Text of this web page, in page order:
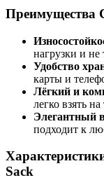
Преимущества
нагрузки и не
Удобство
карты и
Лёгкий и
легко взять
Элегантный
подходит к
Sack